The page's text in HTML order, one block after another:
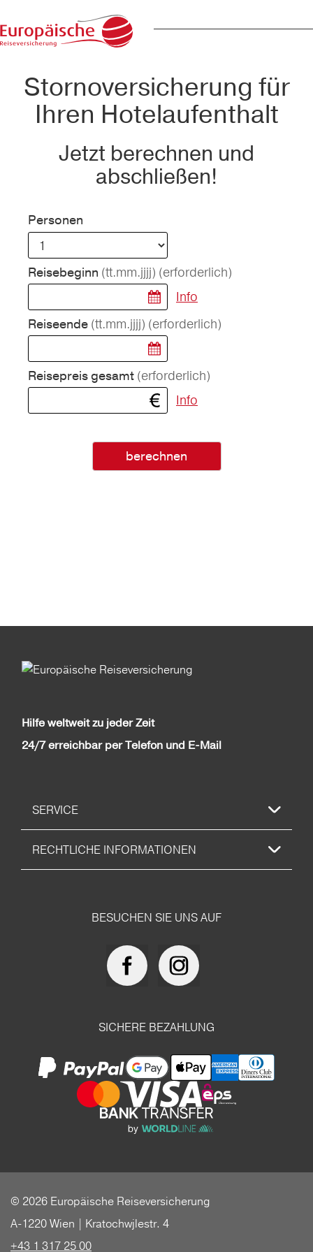
Stornoversicherung für
Ihren Hotelaufenthalt
Jetzt berechnen und
abschließen!
Personen
Reisebeginn (tt.mm.jjjj) (erforderlich)
Info
Reiseende (tt.mm.jjjj) (erforderlich)
Reisepreis gesamt (erforderlich)
Info
berechnen
Hilfe weltweit zu jeder Zeit
24/7 erreichbar per Telefon und E-Mail
SERVICE
RECHTLICHE INFORMATIONEN
BESUCHEN SIE UNS AUF
SICHERE BEZAHLUNG
© 2026 Europäische Reiseversicherung
A-1220 Wien | Kratochwjlestr. 4
+43 1 317 25 00